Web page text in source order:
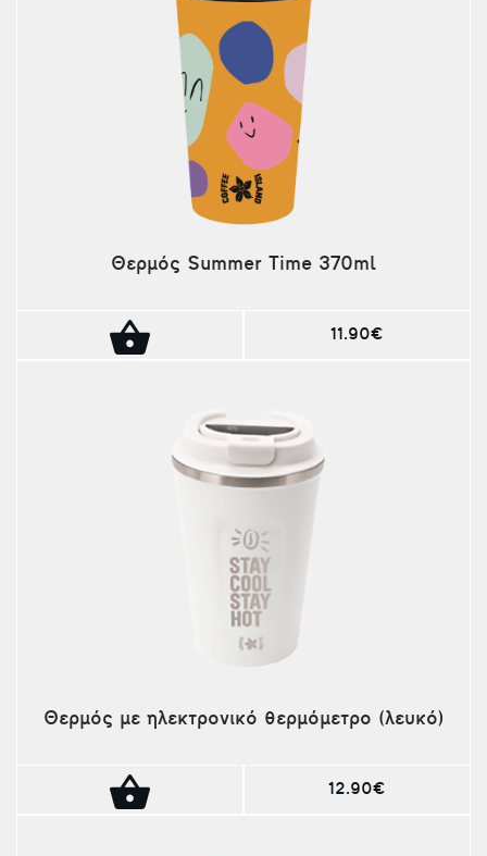
Θερμός Summer Time 370ml
11.90€
Θερμός με ηλεκτρονικό θερμόμετρο (λευκό)
12.90€